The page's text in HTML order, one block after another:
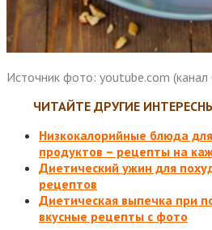
Источник фото: youtube.com (канал
ЧИТАЙТЕ ДРУГИЕ
Низкокалорийные блюда
продуктов – рецепты на
Диетический ужин для
рецептов
Диетическая выпечка при
вкусные рецепты с фото